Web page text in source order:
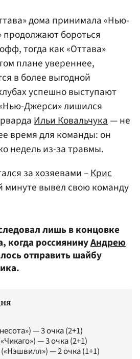
дома принимала «Нью-
продолжают бороться
тогда как «Оттава»
плане увереннее,
в более выгодной
успешно выступают
Джерси» лишился
Ильи Ковальчука— не
время для команды: он
недель из-за травмы.
за хозяевами –Крис
минуте вывел свою команду
лишь в концовке
когда россиянинуАндрею
отправить шайбу
— 3 очка (2+1)
— 3 очка (2+1)
— 2 очка (1+1)